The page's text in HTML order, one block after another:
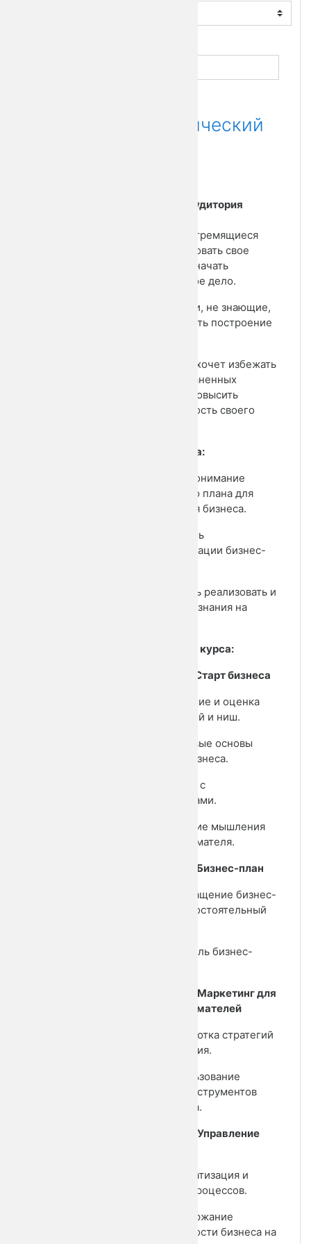
РОСТ: Технологический
Целевая аудитория
1. Люди, стремящиеся
монетизировать свое
хобби или начать
собственное дело.
2. Новички, не знающие,
с чего начать построение
3. Те, кто хочет избежать
распространенных
ошибок и повысить
эффективность своего
Цели курса:
• Дать понимание
пошагового плана для
построения бизнеса.
• Обучить
систематизации бизнес-
• Помочь реализовать и
применить знания на
Структура курса:
Модуль 1: Старт бизнеса
• Изучение и оценка
бизнес-идей и ниш.
• Правовые основы
ведения бизнеса.
• Работа с
подрядчиками.
• Развитие мышления
предпринимателя.
Модуль 2: Бизнес-план
• Превращение бизнес-
идеи в самостоятельный
• Контроль бизнес-
Модуль 3: Маркетинг для
предпринимателей
• Разработка стратегий
продвижения.
• Использование
рабочих инструментов
маркетинга.
Модуль 4: Управление
• Автоматизация и
контроль процессов.
• Поддержание
эффективности бизнеса на